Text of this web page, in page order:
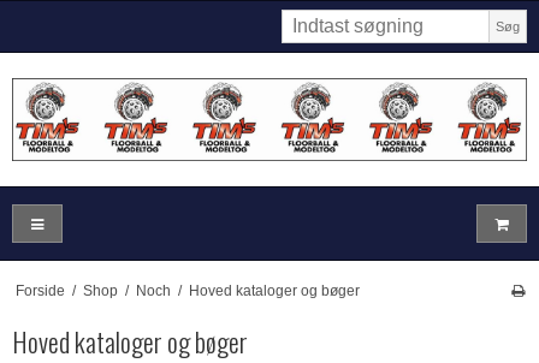
Søg
Forside / Shop / Noch / Hoved kataloger og bøger
Hoved kataloger og bøger